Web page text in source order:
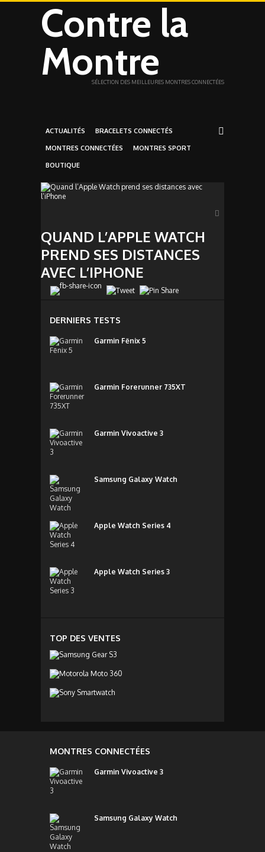
Contre la
Montre
SÉLECTION DES MEILLEURES MONTRES CONNECTÉES
ACTUALITÉS BRACELETS CONNECTÉS
MONTRES CONNECTÉES MONTRES SPORT
BOUTIQUE
QUAND L’APPLE WATCH
PREND SES DISTANCES
AVEC L’IPHONE
DERNIERS TESTS
Garmin Fēnix 5
Garmin Forerunner 735XT
Garmin Vivoactive 3
Samsung Galaxy Watch
Apple Watch Series 4
Apple Watch Series 3
TOP DES VENTES
MONTRES CONNECTÉES
Garmin Vivoactive 3
Samsung Galaxy Watch